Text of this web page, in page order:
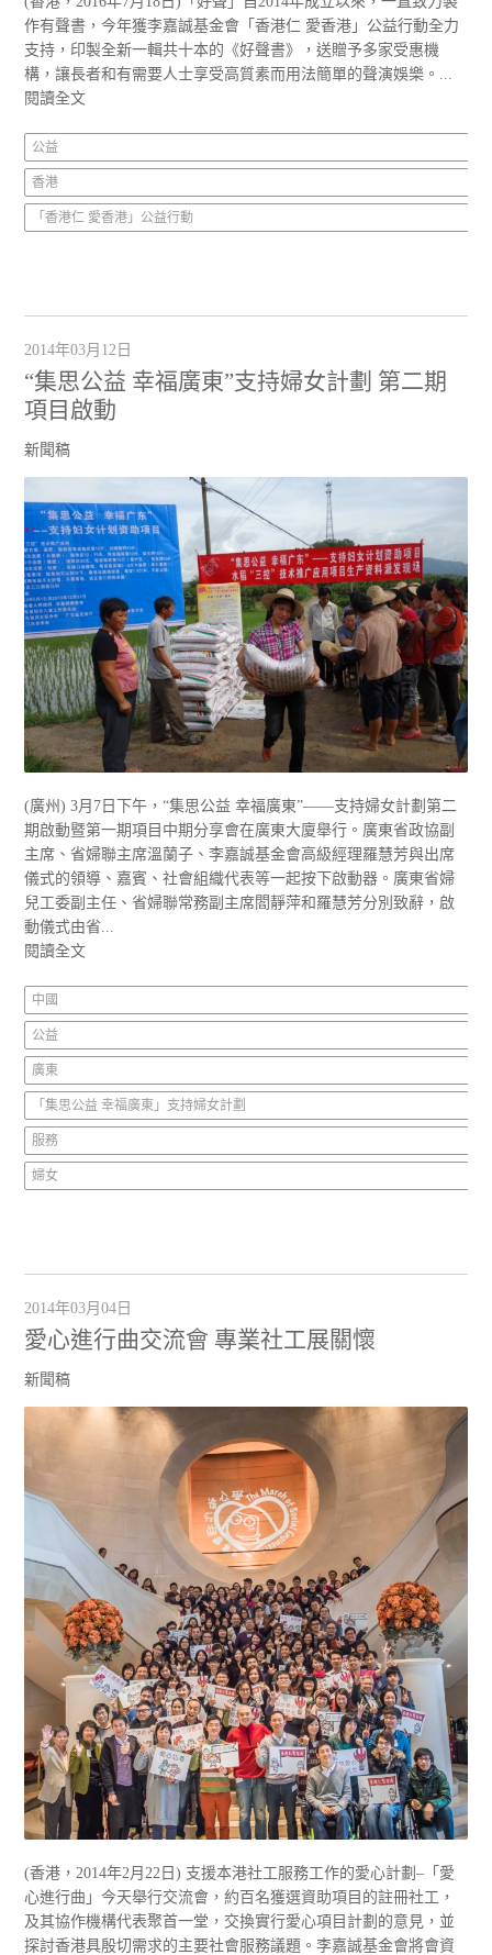
作有聲書，今年獲李嘉誠基金會「香港仁 愛香港」公益行動全力
支持，印製全新一輯共十本的《好聲書》，送贈予多家受惠機
構，讓長者和有需要人士享受高質素而用法簡單的聲演娛樂。...
閱讀全文
公益
香港
「香港仁 愛香港」公益行動
2014年03月12日
“集思公益 幸福廣東”支持婦女計劃 第二期
項目啟動
新聞稿
(廣州) 3月7日下午，“集思公益 幸福廣東”——支持婦女計劃第二
期啟動暨第一期項目中期分享會在廣東大廈舉行。廣東省政協副
主席、省婦聯主席溫蘭子、李嘉誠基金會高級經理羅慧芳與出席
儀式的領導、嘉賓、社會組織代表等一起按下啟動器。廣東省婦
兒工委副主任、省婦聯常務副主席閻靜萍和羅慧芳分別致辭，啟
動儀式由省...
閱讀全文
中國
公益
廣東
「集思公益 幸福廣東」支持婦女計劃
服務
婦女
2014年03月04日
愛心進行曲交流會 專業社工展關懷
新聞稿
(香港，2014年2月22日) 支援本港社工服務工作的愛心計劃–「愛
心進行曲」今天舉行交流會，約百名獲選資助項目的註冊社工，
及其協作機構代表聚首一堂，交換實行愛心項目計劃的意見，並
探討香港具殷切需求的主要社會服務議題。李嘉誠基金會將會資